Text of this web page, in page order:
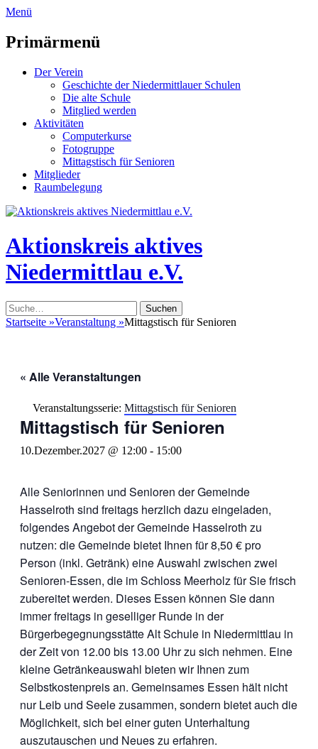
zum
überspringen
Menü
Primärmenü
Der Verein
Geschichte der Niedermittlauer Schulen
Die alte Schule
Mitglied werden
Aktivitäten
Computerkurse
Fotogruppe
Mittagstisch für Senioren
Mitglieder
Raumbelegung
Header
Aktionskreis aktives
Niedermittlau e.V.
Suche
nach:
Startseite »Veranstaltung »Mittagstisch für Senioren
« Alle Veranstaltungen
Veranstaltungsserie: Mittagstisch für Senioren
Mittagstisch für Senioren
10.Dezember.2027 @ 12:00 - 15:00
Alle Seniorinnen und Senioren der Gemeinde
Hasselroth sind freitags herzlich dazu eingeladen,
folgendes Angebot der Gemeinde Hasselroth zu
nutzen: die Gemeinde bietet Ihnen für 8,50 € pro
Person (inkl. Getränk) eine Auswahl zwischen zwei
Senioren-Essen, die im Schloss Meerholz für Sie frisch
zubereitet werden. Dieses Essen können Sie dann
immer freitags in geselliger Runde in der
Bürgerbegegnungsstätte Alt Schule in Niedermittlau in
der Zeit von 12.00 bis 13.00 Uhr zu sich nehmen. Eine
kleine Getränkeauswahl bieten wir Ihnen zum
Selbstkostenpreis an. Gemeinsames Essen hält nicht
nur Leib und Seele zusammen, sondern bietet auch die
Möglichkeit, sich bei einer guten Unterhaltung
auszutauschen und Neues zu erfahren.